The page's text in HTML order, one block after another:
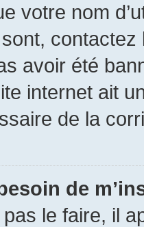
votre nom
avoir été
internet ait
de la
de
le faire, il